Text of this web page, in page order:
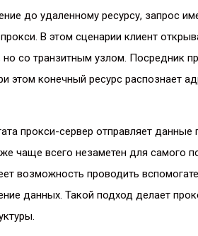
до удаленному ресурсу, запрос
В этом сценарии клиент
со транзитным узлом. Посредник
этом конечный ресурс распознает
прокси-сервер отправляет
чаще всего незаметен для самого
возможность проводить
данных. Такой подход делает